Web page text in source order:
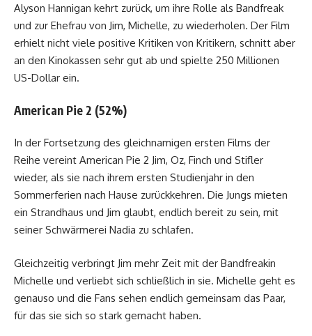
Alyson Hannigan kehrt zurück, um ihre Rolle als Bandfreak
und zur Ehefrau von Jim, Michelle, zu wiederholen. Der Film
erhielt nicht viele positive Kritiken von Kritikern, schnitt aber
an den Kinokassen sehr gut ab und spielte 250 Millionen
US-Dollar ein.
American Pie 2 (52%)
In der Fortsetzung des gleichnamigen ersten Films der
Reihe vereint American Pie 2 Jim, Oz, Finch und Stifler
wieder, als sie nach ihrem ersten Studienjahr in den
Sommerferien nach Hause zurückkehren. Die Jungs mieten
ein Strandhaus und Jim glaubt, endlich bereit zu sein, mit
seiner Schwärmerei Nadia zu schlafen.
Gleichzeitig verbringt Jim mehr Zeit mit der Bandfreakin
Michelle und verliebt sich schließlich in sie. Michelle geht es
genauso und die Fans sehen endlich gemeinsam das Paar,
für das sie sich so stark gemacht haben.